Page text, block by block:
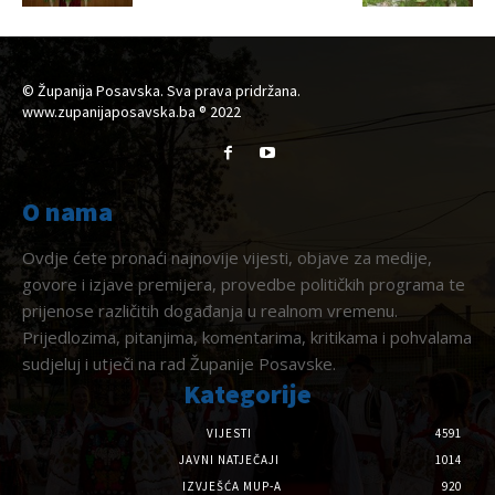
© Županija Posavska. Sva prava pridržana.
www.zupanijaposavska.ba ® 2022
O nama
Ovdje ćete pronaći najnovije vijesti, objave za medije,
govore i izjave premijera, provedbe političkih programa te
prijenose različitih događanja u realnom vremenu.
Prijedlozima, pitanjima, komentarima, kritikama i pohvalama
sudjeluj i utječi na rad Županije Posavske.
Kategorije
VIJESTI
4591
JAVNI NATJEČAJI
1014
IZVJEŠĆA MUP-A
920